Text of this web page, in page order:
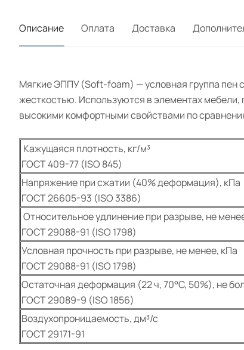
Описание Оплата Доставка
Мягкие ЭППУ (Soft-foam) — условная группа пен
жесткостью. Используются в элементах
высокими комфортными свойствами по
Кажущаяся плотность, кг/м³
ГОСТ 409-77 (ISO 845)
Напряжение при сжатии (40% деформация), кПа
ГОСТ 26605-93 (ISO 3386)
Относительное удлинение при разрыве, не
ГОСТ 29088-91 (ISO 1798)
Условная прочность при разрыве, не менее, кПа
ГОСТ 29088-91 (ISO 1798)
Остаточная деформация (22 ч, 70°С, 50%), не
ГОСТ 29089-9 (ISO 1856)
Воздухопроницаемость, дм³/с
ГОСТ 29171-91